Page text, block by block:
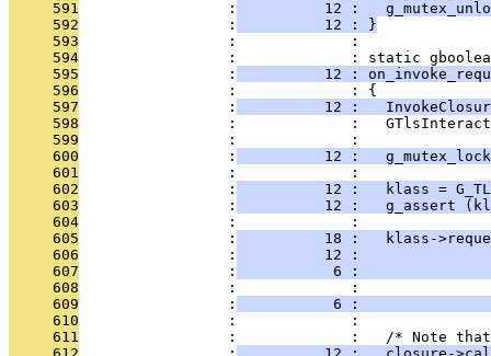
     591
                 :
12 :
     592
                 :
          12 : }
     593
                 :             :
     594
:             : static
     595
                 :
12 :
     596
                 :             : {
     597
                 :
12 :
     598
:             :
     599
                 :             :
     600
                 :
12 :
     601
                 :             :
     602
                 :
12 :   klass =
     603
                 :
12 :   g_assert
     604
                 :             :
     605
                 :
18 :   klass-
     606
                 :
12 :
     607
                 :
6 :
     608
:             :
     609
                 :
6 :
     610
                 :             :
     611
:             :   /* Note